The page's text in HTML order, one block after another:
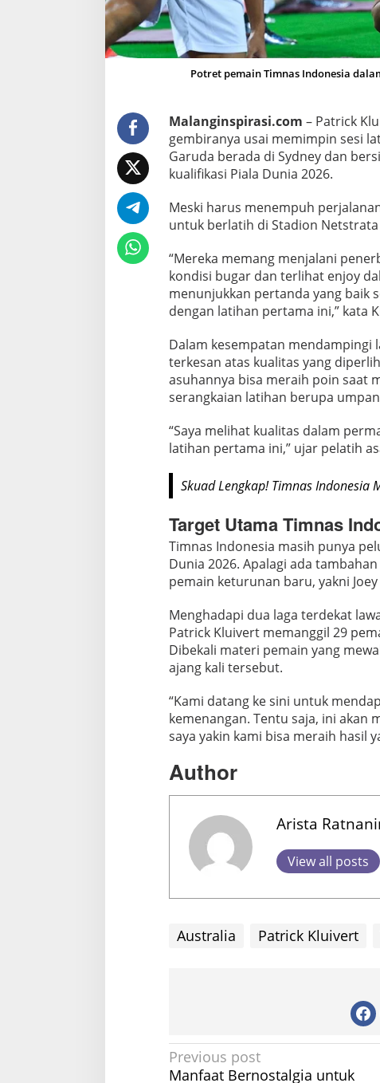
m
p
i
a
t
a
n
e
r
d
a
a
T
i
m
o
n
e
s
Potret pemain Timnas Indonesia
Malanginspirasi.com – Patrick
gembiranya usai memimpin sesi
Garuda berada di Sydney dan
kualifikasi Piala Dunia 2026.
Meski harus menempuh
untuk berlatih di Stadion Netstrata
“Mereka memang menjalani
kondisi bugar dan terlihat enjoy
menunjukkan pertanda yang baik
dengan latihan pertama ini,” kata
Dalam kesempatan
terkesan atas kualitas yang
asuhannya bisa meraih poin saat
serangkaian latihan berupa
“Saya melihat kualitas dalam
latihan pertama ini,” ujar pelatih
Skuad Lengkap! Timnas Indonesia
Target Utama Timnas
Timnas Indonesia masih punya
Dunia 2026. Apalagi ada
pemain keturunan baru, yakni
Menghadapi dua laga terdekat
Patrick Kluivert memanggil 29
Dibekali materi pemain yang
ajang kali tersebut.
“Kami datang ke sini untuk
kemenangan. Tentu saja, ini akan
saya yakin kami bisa meraih hasil
Author
Arista
View all posts
Australia Patrick Kluivert
P
Previous post
Manfaat Bernostalgia untuk